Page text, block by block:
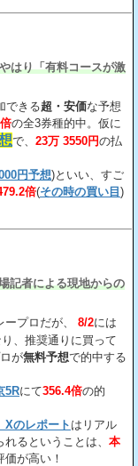
はり「有料コースが激
できる超・安価な予想
の全3券種的中。仮に
で、 23万 3550円の払
円予想)といい、すご
倍(その時の買い目 )
記者による現地からの
ープロだが、 8/2には
り、推奨通りに買って
が無料予想で的中する
5Rにて356.4倍の的
Xのレポート はリアル
れるということは、 本
が高い！